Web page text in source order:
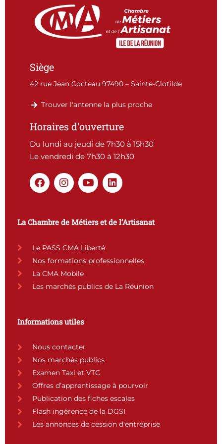
Siège
42 rue Jean Cocteau 97490 – Sainte-Clotilde
Trouver l'antenne la plus proche
Horaires d'ouverture
Du lundi au jeudi de 7h30 à 15h30
Le vendredi de 7h30 à 12h30
F
a
o
k
I
n
a
g
a
m
Y
o
b
L
i
e
d
La Chambre de Métiers et de l’Artisanat
Le PASS CMA Liberté
Nos formations professionnelles
La CMA Mobile
Les marchés publics de La Réunion
Informations utiles
Nous contacter
Nos marchés publics
Examen Taxi et VTC
Offres d’apprentissage à pourvoir
Publication des fiches escales
Flash ingérence de la DGSI
Les annonces de cession d'entreprise